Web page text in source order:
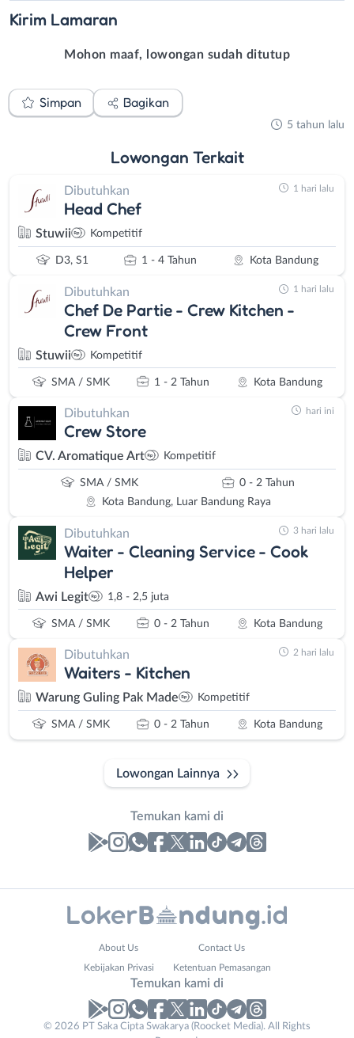
Kirim Lamaran
Mohon maaf, lowongan sudah ditutup
Simpan Bagikan
5 tahun lalu
Lowongan Terkait
Dibutuhkan
Head Chef
Stuwii Kompetitif
D3, S1 1 - 4 Tahun Kota Bandung
1 hari lalu
Dibutuhkan
Chef De Partie - Crew Kitchen -
Crew Front
Stuwii Kompetitif
SMA / SMK 1 - 2 Tahun Kota Bandung
1 hari lalu
Dibutuhkan
Crew Store
CV. Aromatique Art Kompetitif
SMA / SMK
0 - 2 Tahun
Kota Bandung, Luar Bandung Raya
hari ini
Dibutuhkan
Waiter - Cleaning Service - Cook
Helper
Awi Legit 1,8 - 2,5 juta
SMA / SMK 0 - 2 Tahun Kota Bandung
3 hari lalu
Dibutuhkan
Waiters - Kitchen
Warung Guling Pak Made Kompetitif
SMA / SMK 0 - 2 Tahun Kota Bandung
2 hari lalu
Lowongan Lainnya
Temukan kami di
Lowongan
No. Telp /
About Us Contact Us
Kebijakan Privasi Ketentuan Pemasangan
Temukan kami di
© 2026 PT Saka Cipta Swakarya (Roocket Media). All Rights